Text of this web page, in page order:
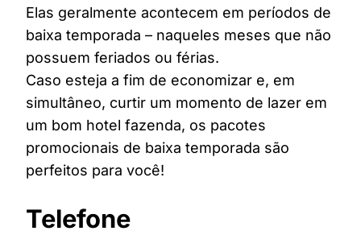
Elas geralmente acontecem em períodos de
baixa temporada – naqueles meses que não
possuem feriados ou férias.
Caso esteja a fim de economizar e, em
simultâneo, curtir um momento de lazer em
um bom hotel fazenda, os pacotes
promocionais de baixa temporada são
perfeitos para você!
Telefone